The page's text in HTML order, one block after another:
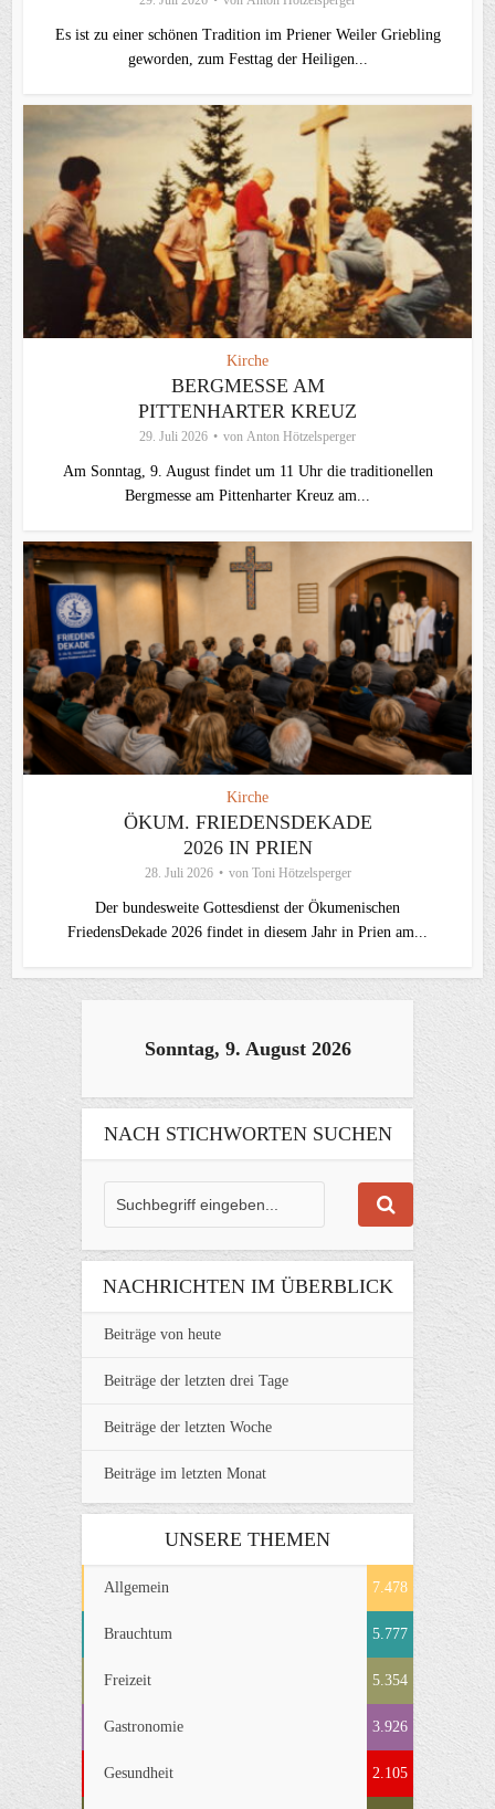
Es ist zu einer schönen Tradition im Priener Weiler Griebling
geworden, zum Festtag der Heiligen...
Kirche
BERGMESSE AM
PITTENHARTER KREUZ
29. Juli 2026 von Anton Hötzelsperger
Am Sonntag, 9. August findet um 11 Uhr die traditionellen
Bergmesse am Pittenharter Kreuz am...
Kirche
ÖKUM. FRIEDENSDEKADE
2026 IN PRIEN
28. Juli 2026 von Toni Hötzelsperger
Der bundesweite Gottesdienst der Ökumenischen
FriedensDekade 2026 findet in diesem Jahr in Prien am...
Sonntag, 9. August 2026
NACH STICHWORTEN SUCHEN
NACHRICHTEN IM ÜBERBLICK
Beiträge von heute
Beiträge der letzten drei Tage
Beiträge der letzten Woche
Beiträge im letzten Monat
UNSERE THEMEN
Allgemein 7.478
Brauchtum 5.777
Freizeit 5.354
Gastronomie 3.926
Gesundheit 2.105